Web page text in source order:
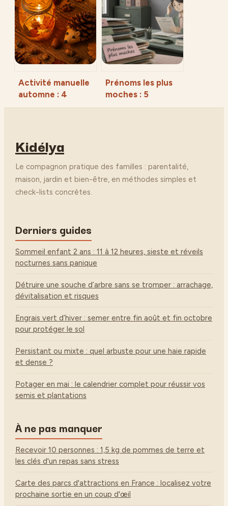
analysées pour
clore le débat
pour réduire vos
frais de scolarité
Activité manuelle
automne : 4
trésors naturels
écran
Prénoms les plus
moches : 5
critères qui
Kidélya
Le compagnon pratique des familles : parentalité,
maison, jardin et bien-être, en méthodes simples et
check-lists concrètes.
Derniers guides
Sommeil enfant 2 ans : 11 à 12 heures, sieste et réveils
nocturnes sans panique
Détruire une souche d’arbre sans se tromper : arrachage,
dévitalisation et risques
Engrais vert d’hiver : semer entre fin août et fin octobre
pour protéger le sol
Persistant ou mixte : quel arbuste pour une haie rapide
et dense ?
Potager en mai : le calendrier complet pour réussir vos
semis et plantations
À ne pas manquer
Recevoir 10 personnes : 1,5 kg de pommes de terre et
les clés d'un repas sans stress
Carte des parcs d'attractions en France : localisez votre
prochaine sortie en un coup d'œil